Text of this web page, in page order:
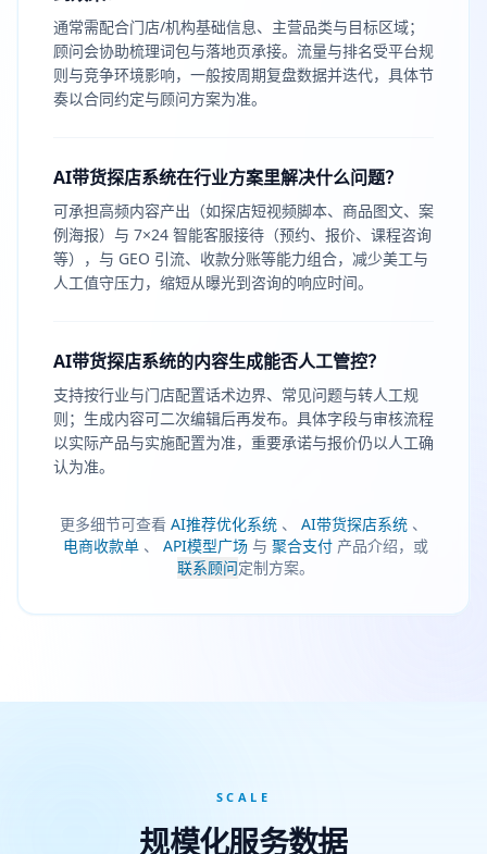
通常需配合门店/机构基础信息、主营品类与目标区域；
顾问会协助梳理词包与落地页承接。流量与排名受平台规
则与竞争环境影响，一般按周期复盘数据并迭代，具体节
奏以合同约定与顾问方案为准。
AI带货探店系统在行业方案里解决什么问题？
可承担高频内容产出（如探店短视频脚本、商品图文、案
例海报）与 7×24 智能客服接待（预约、报价、课程咨询
等），与 GEO 引流、收款分账等能力组合，减少美工与
人工值守压力，缩短从曝光到咨询的响应时间。
AI带货探店系统的内容生成能否人工管控？
支持按行业与门店配置话术边界、常见问题与转人工规
则；生成内容可二次编辑后再发布。具体字段与审核流程
以实际产品与实施配置为准，重要承诺与报价仍以人工确
认为准。
更多细节可查看 AI推荐优化系统 、 AI带货探店系统 、
电商收款单 、 API模型广场 与 聚合支付 产品介绍，或
联系顾问定制方案。
SCALE
规模化服务数据